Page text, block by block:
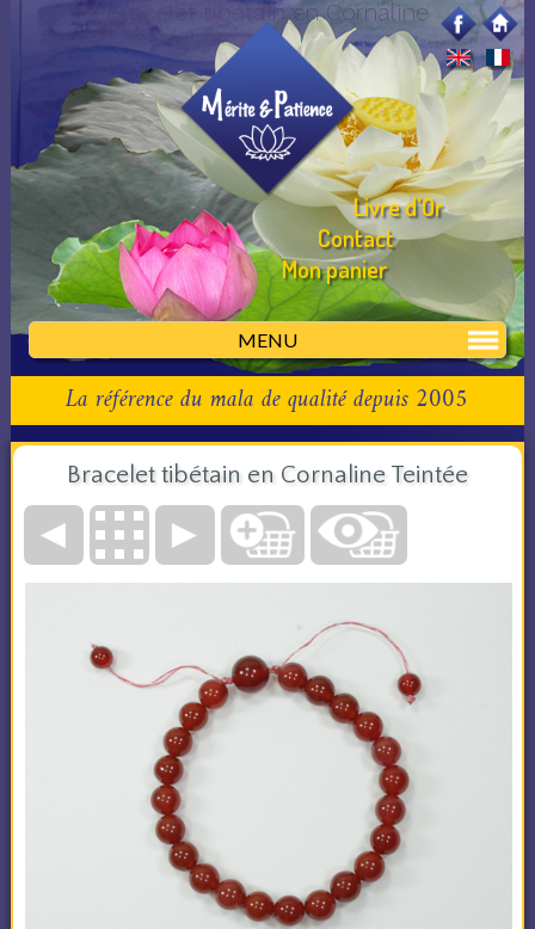
bracelet tibétain en Cornaline
MENU
Livre d'Or
Contact
Mon panier
La référence du mala de qualité depuis 2005
Bracelet tibétain en Cornaline Teintée
◄ ►